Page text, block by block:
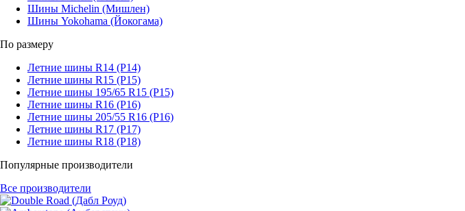
Шины Michelin (Мишлен)
Шины Yokohama (Йокогама)
По размеру
Летние шины R14 (Р14)
Летние шины R15 (Р15)
Летние шины 195/65 R15 (Р15)
Летние шины R16 (Р16)
Летние шины 205/55 R16 (Р16)
Летние шины R17 (Р17)
Летние шины R18 (Р18)
Популярные производители
Все производители